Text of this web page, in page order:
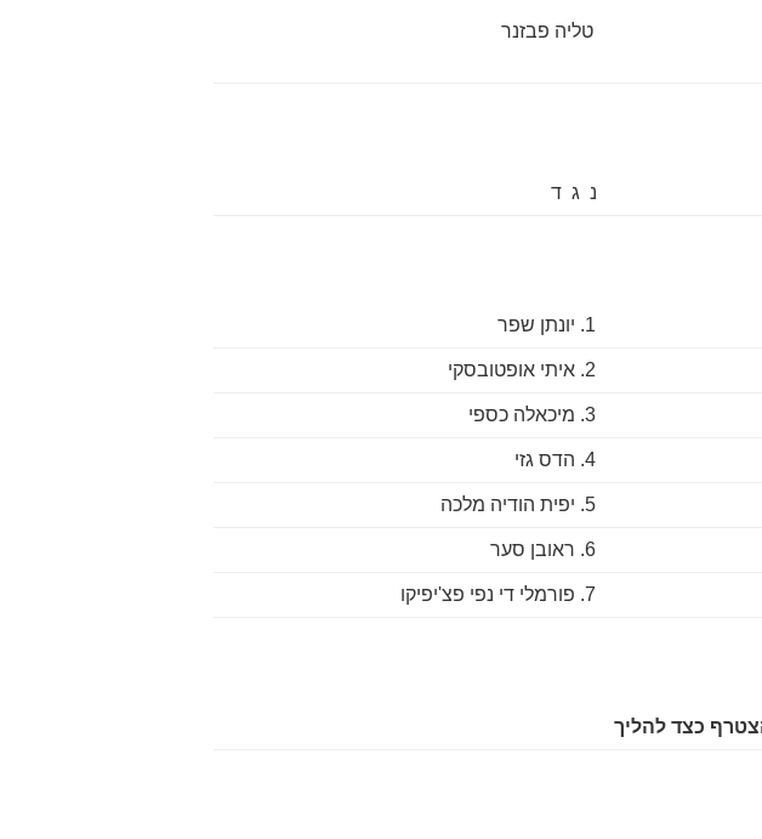
טליה פבזנר
נ ג ד
1. יונתן שפר
2. איתי אופטובסקי
3. מיכאלה כספי
4. הדס גזי
5. יפית הודיה מלכה
6. ראובן סער
7. פורמלי די נפי פצ'יפיקו
כצד להליך